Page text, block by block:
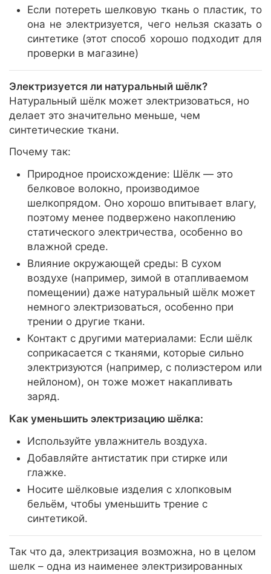
Если потереть шелковую ткань о пластик, то
она не электризуется, чего нельзя сказать о
синтетике (этот способ хорошо подходит для
проверки в магазине)
Электризуется ли натуральный шёлк?
Натуральный шёлк может электризоваться, но
делает это значительно меньше, чем
синтетические ткани.
Почему так:
Природное происхождение: Шёлк — это
белковое волокно, производимое
шелкопрядом. Оно хорошо впитывает влагу,
поэтому менее подвержено накоплению
статического электричества, особенно во
влажной среде.
Влияние окружающей среды: В сухом
воздухе (например, зимой в отапливаемом
помещении) даже натуральный шёлк может
немного электризоваться, особенно при
трении о другие ткани.
Контакт с другими материалами: Если шёлк
соприкасается с тканями, которые сильно
электризуются (например, с полиэстером или
нейлоном), он тоже может накапливать
заряд.
Как уменьшить электризацию шёлка:
Используйте увлажнитель воздуха.
Добавляйте антистатик при стирке или
глажке.
Носите шёлковые изделия с хлопковым
бельём, чтобы уменьшить трение с
синтетикой.
Так что да, электризация возможна, но в целом
шелк – одна из наименее электризированных